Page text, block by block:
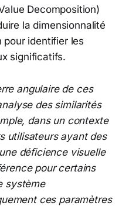
Decomposition)
la dimensionnalité
identifier les
significatifs.
angulaire de ces
des similarités
dans un contexte
utilisateurs ayant des
déficience visuelle
pour certains
système
ces paramètres